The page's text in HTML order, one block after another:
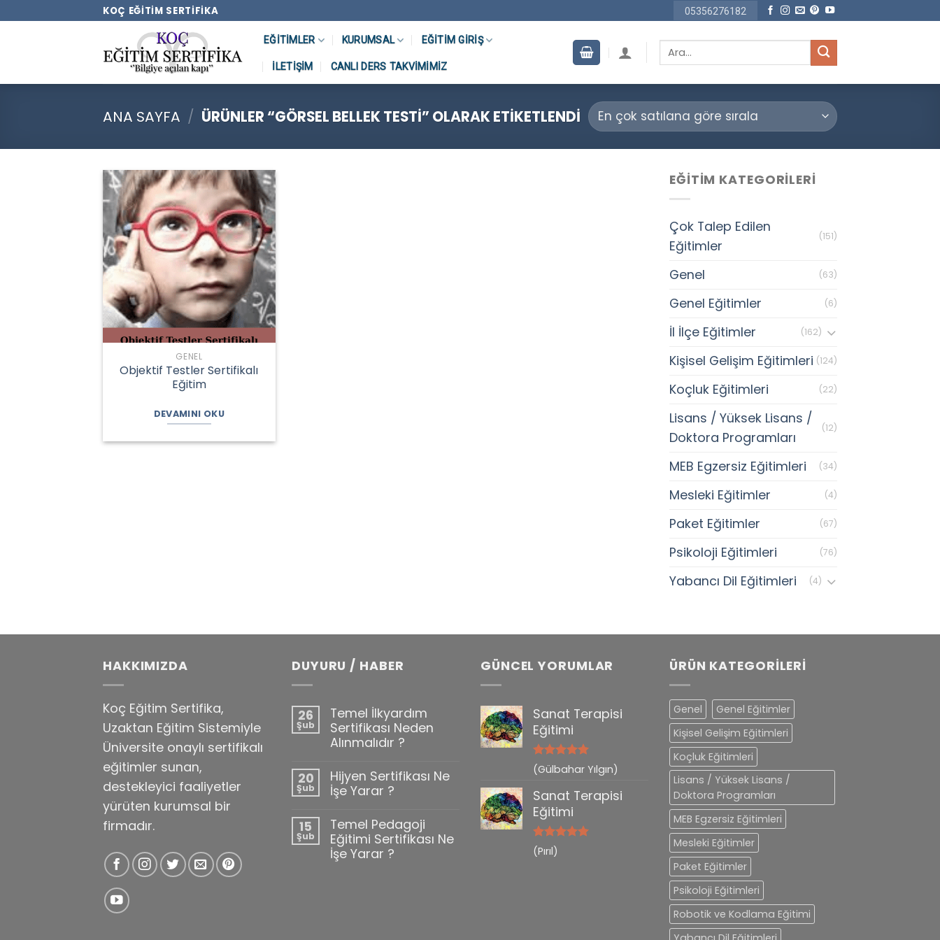
KOÇ EĞITIM SERTIFIKA 05356276182
EĞITIMLER KURUMSAL EĞITIM GIRIŞ
İLETIŞIM CANLI DERS TAKVIMIMIZ
Ara:
ANA SAYFA / ÜRÜNLER “GÖRSEL BELLEK TESTI” OLARAK ETIKETLENDI
GENEL
Objektif Testler Sertifikalı
Eğitim
DEVAMINI OKU
EĞITIM KATEGORILERI
Çok Talep Edilen
Eğitimler
(151)
Genel (63)
Genel Eğitimler (6)
İl İlçe Eğitimler (162)
Kişisel Gelişim Eğitimleri (124)
Koçluk Eğitimleri (22)
Lisans / Yüksek Lisans /
Doktora Programları
(12)
MEB Egzersiz Eğitimleri (34)
Mesleki Eğitimler (4)
Paket Eğitimler (67)
Psikoloji Eğitimleri (76)
Yabancı Dil Eğitimleri (4)
HAKKIMIZDA
Koç Eğitim Sertifika,
Uzaktan Eğitim Sistemiyle
Üniversite onaylı sertifikalı
eğitimler sunan,
destekleyici faaliyetler
yürüten kurumsal bir
firmadır.
DUYURU / HABER
26
Şub
Temel İlkyardım
Sertifikası Neden
Alınmalıdır ?
20
Şub
Hijyen Sertifikası Ne
İşe Yarar ?
15
Şub
Temel Pedagoji
Eğitimi Sertifikası Ne
İşe Yarar ?
GÜNCEL YORUMLAR
Sanat Terapisi
Eğitimi
5 üzerinden
5
(Gülbahar Yılgın)
Sanat Terapisi
Eğitimi
5 üzerinden
5
oy aldı
(Pırıl)
ÜRÜN KATEGORILERI
Genel
Genel Eğitimler
Kişisel Gelişim Eğitimleri
Koçluk Eğitimleri
Lisans / Yüksek Lisans /
Doktora Programları
MEB Egzersiz Eğitimleri
Mesleki Eğitimler
Paket Eğitimler
Psikoloji Eğitimleri
Robotik ve Kodlama Eğitimi